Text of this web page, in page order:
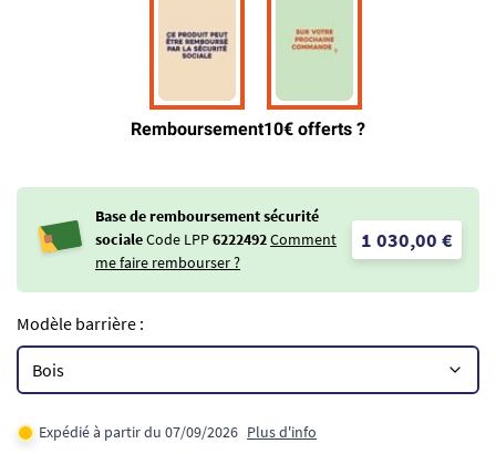
Base de remboursement sécurité
socialeCode LPP6222492Comment
me faire rembourser ?
1 030,00 €
Modèle barrière :
Expédié à partir du 07/09/2026 Plus d'info